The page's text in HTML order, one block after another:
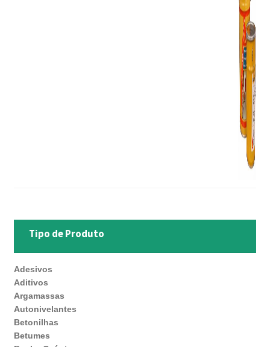
Tipo de Produto
Adesivos
Aditivos
Argamassas
Autonivelantes
Betonilhas
Betumes